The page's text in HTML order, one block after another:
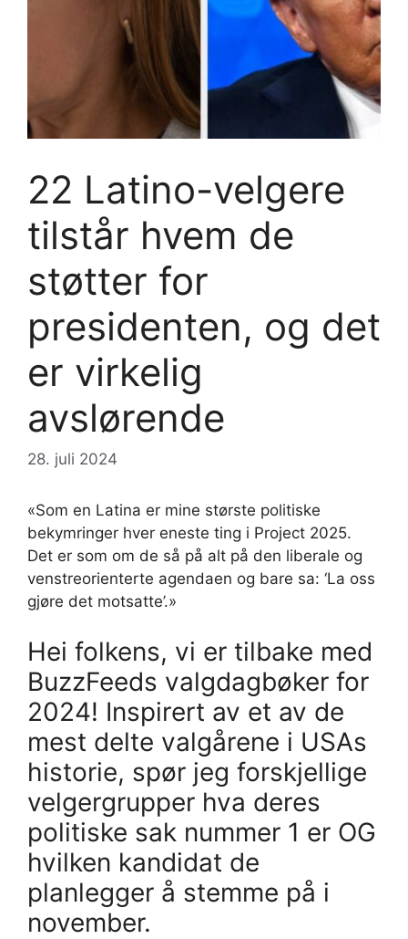
22 Latino-velgere
tilstår hvem de
støtter for
presidenten, og det
er virkelig
avslørende
28. juli 2024
«Som en Latina er mine største politiske
bekymringer hver eneste ting i Project 2025.
Det er som om de så på alt på den liberale og
venstreorienterte agendaen og bare sa: ‘La oss
gjøre det motsatte’.»
Hei folkens, vi er tilbake med
BuzzFeeds valgdagbøker for
2024! Inspirert av et av de
mest delte valgårene i USAs
historie, spør jeg forskjellige
velgergrupper hva deres
politiske sak nummer 1 er OG
hvilken kandidat de
planlegger å stemme på i
november.